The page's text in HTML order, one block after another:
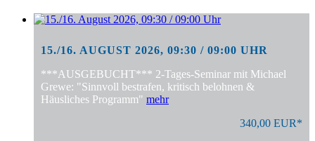
15./16. AUGUST 2026, 09:30 / 09:00 UHR
***AUSGEBUCHT*** 2-Tages-Seminar mit Michael
Grewe: "Sinnvoll bestrafen, kritisch belohnen &
Häusliches Programm" mehr
340,00 EUR*